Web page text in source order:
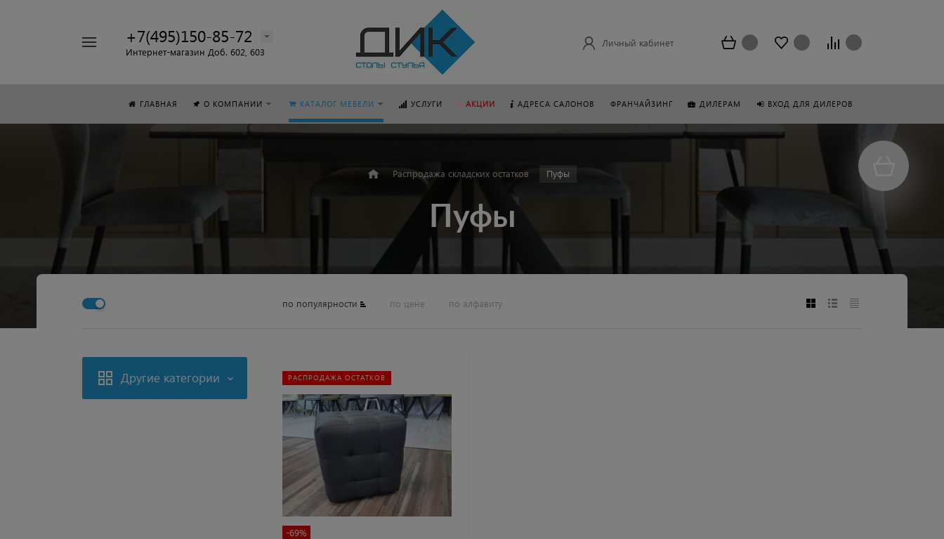
+7(495)150-85-72
Интернет-магазин Доб. 602, 603
Личный кабинет
ГЛАВНАЯ О КОМПАНИИ КАТАЛОГ МЕБЕЛИ УСЛУГИ АКЦИИ АДРЕСА САЛОНОВ ФРАНЧАЙЗИНГ ДИЛЕРАМ ВХОД ДЛЯ ДИЛЕРОВ
Распродажа складских остатков Пуфы
Пуфы
по популярности по цене по алфавиту
Другие категории РАСПРОДАЖА ОСТАТКОВ
-69%